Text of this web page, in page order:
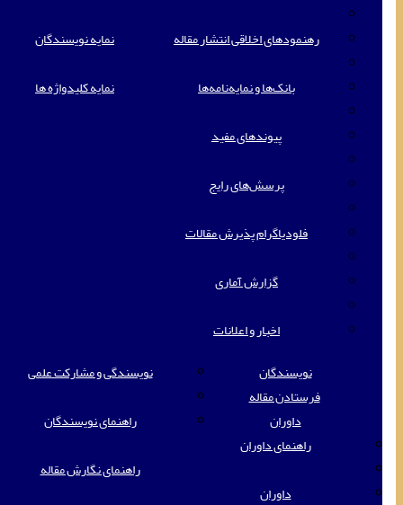
نمایه نویسندگان
نمایه کلیدواژه ها
رهنمودهای اخلاقی انتشار مقاله
بانک‌ها و نمایه‌‌نامه‌ها
پیوندهای مفید
پرسش‌های رایج
فلودیاگرام پذیرش مقالات
گزارش آماری
اخبار و اعلانات
نویسندگان
نویسندگی و مشارکت علمی
راهنمای نویسندگان
راهنمای نگارش مقاله
فرستادن مقاله
داوران
راهنمای داوران
داوران